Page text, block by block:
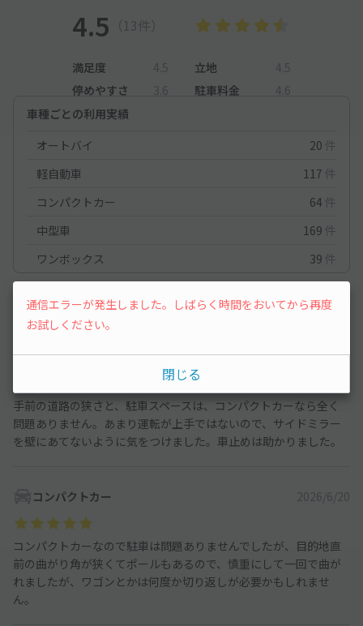
4.5 （13件）
満足度 4.5 立地
4.5
停めやすさ
3.6 駐車料金
4.6
車種ごとの利用実績
オートバイ
20 件
軽自動車
117 件
コンパクトカー
64 件
中型車
169 件
ワンボックス
39 件
コンパクトカー 2026/6/21
利用2回目です。
近くの球場へ行くためにお借りしました。
手前の道路の狭さと、駐車スペースは、コンパクトカーなら全く
問題ありません。あまり運転が上手ではないので、サイドミラー
を壁にあてないように気をつけました。車止めは助かりました。
コンパクトカー 2026/6/20
コンパクトカーなので駐車は問題ありませんでしたが、目的地直
前の曲がり角が狭くてポールもあるので、慎重にして一回で曲が
れましたが、ワゴンとかは何度か切り返しが必要かもしれませ
ん。
通信エラーが発生しました。しばらく時間をおいてから再度
お試しください。
閉じる